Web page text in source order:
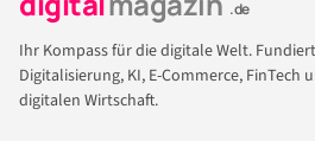
.de
Ihr Kompass für die digitale Welt.
Digitalisierung, KI, E-Commerce, FinTech
digitalen Wirtschaft.